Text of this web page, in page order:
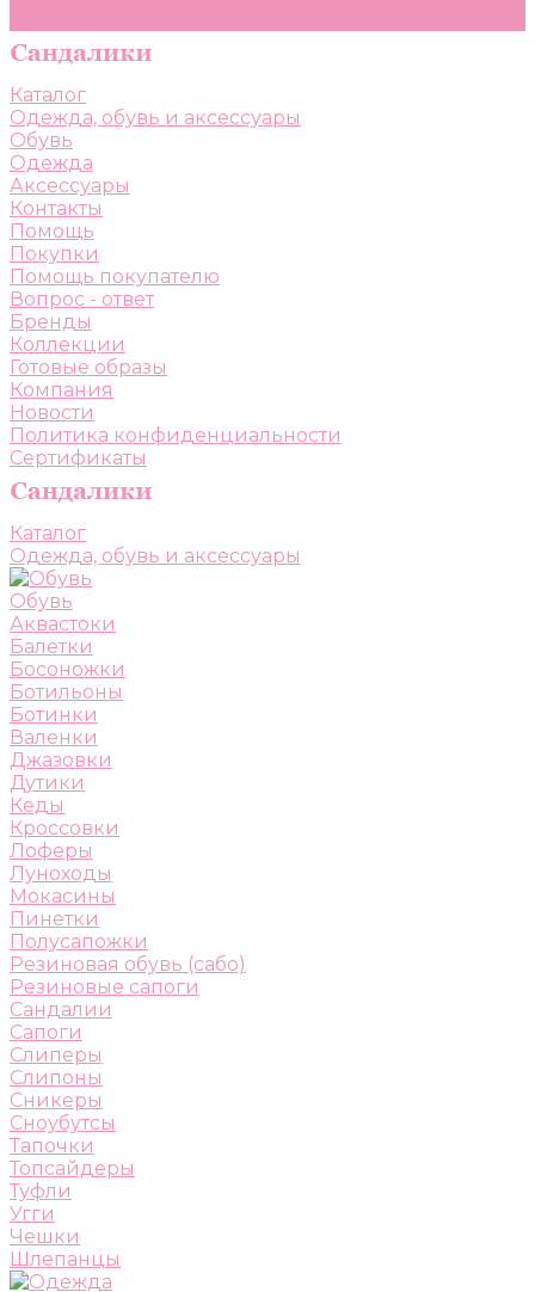
Каталог
Одежда, обувь и аксессуары
Обувь
Одежда
Аксессуары
Контакты
Помощь
Покупки
Помощь покупателю
Вопрос - ответ
Бренды
Коллекции
Готовые образы
Компания
Новости
Политика конфиденциальности
Сертификаты
Каталог
Одежда, обувь и аксессуары
Обувь
Аквастоки
Балетки
Босоножки
Ботильоны
Ботинки
Валенки
Джазовки
Дутики
Кеды
Кроссовки
Лоферы
Луноходы
Мокасины
Пинетки
Полусапожки
Резиновая обувь (сабо)
Резиновые сапоги
Сандалии
Сапоги
Слиперы
Слипоны
Сникеры
Сноубутсы
Тапочки
Топсайдеры
Туфли
Угги
Чешки
Шлепанцы